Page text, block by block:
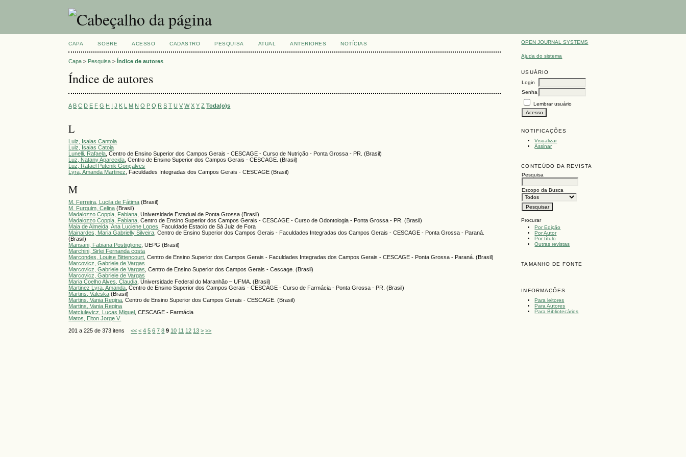
OPEN JOURNAL SYSTEMS
Ajuda do sistema
USUÁRIO
Login
Senha
Lembrar usuário
NOTIFICAÇÕES
Visualizar
Assinar
CONTEÚDO DA REVISTA
Pesquisa
Escopo da Busca
Procurar
Por Edição
Por Autor
Por título
Outras revistas
TAMANHO DE FONTE
INFORMAÇÕES
Para leitores
Para Autores
Para Bibliotecários
CAPA SOBRE ACESSO CADASTRO PESQUISA ATUAL ANTERIORES NOTÍCIAS
Capa > Pesquisa >Índice de autores
Índice de autores
A B C D E F G H I J K L M N O P Q R S T U V W X Y Z Toda(o)s
L
Luiz, Isaias Cantoia
Luiz, Isaias Catoia
Lunelli, Rafaela , Centro de Ensino Superior dos Campos Gerais - CESCAGE - Curso de Nutrição - Ponta Grossa - PR. (Brasil)
Luz, Natany Aparecida , Centro de Ensino Superior dos Campos Gerais - CESCAGE. (Brasil)
Luz, Rafael Putenik Gonçalves
Lyra, Amanda Martinez
, Faculdades Integradas dos Campos Gerais - CESCAGE (Brasil)
M
M. Ferreira, Lucila de Fátima (Brasil)
M. Furquim, Celina (Brasil)
Madalozzo Coppla, Fabiana, Universidade Estadual de Ponta Grossa (Brasil)
Madalozzo Coppla, Fabiana, Centro de Ensino Superior dos Campos Gerais - CESCAGE - Curso de Odontologia - Ponta Grossa - PR. (Brasil)
Maia de Almeida, Ana Luciene Lopes, Faculdade Estacio de Sá Juiz de Fora
Mainardes, Maria Gabrielly Silveira, Centro de Ensino Superior dos Campos Gerais - Faculdades Integradas dos Campos Gerais - CESCAGE - Ponta Grossa - Paraná.
(Brasil)
Mansani, Fabiana Postiiglione, UEPG (Brasil)
Marchini, Sirlei Fernanda costa
Marcondes, Louise Bittencourt, Centro de Ensino Superior dos Campos Gerais - Faculdades Integradas dos Campos Gerais - CESCAGE - Ponta Grossa - Paraná. (Brasil)
Marcovicz, Gabriele de Vargas
Marcovicz, Gabriele de Vargas, Centro de Ensino Superior dos Campos Gerais - Cescage. (Brasil)
Marcovicz, Gabriele de Vargas
Maria Coelho Alves, Claudia, Universidade Federal do Maranhão – UFMA. (Brasil)
Martinez Lyra, Amanda, Centro de Ensino Superior dos Campos Gerais - CESCAGE - Curso de Farmácia - Ponta Grossa - PR. (Brasil)
Martins, Valeska (Brasil)
Martins, Vania Regina, Centro de Ensino Superior dos Campos Gerais - CESCAGE. (Brasil)
Martins, Vania Regina
Matciulevicz, Lucas Miguel , CESCAGE - Farmácia
Matos, Elton Jorge V.
201 a 225 de 373 itens<< < 4 5 6 7 8 9 10 11 12 13 > >>